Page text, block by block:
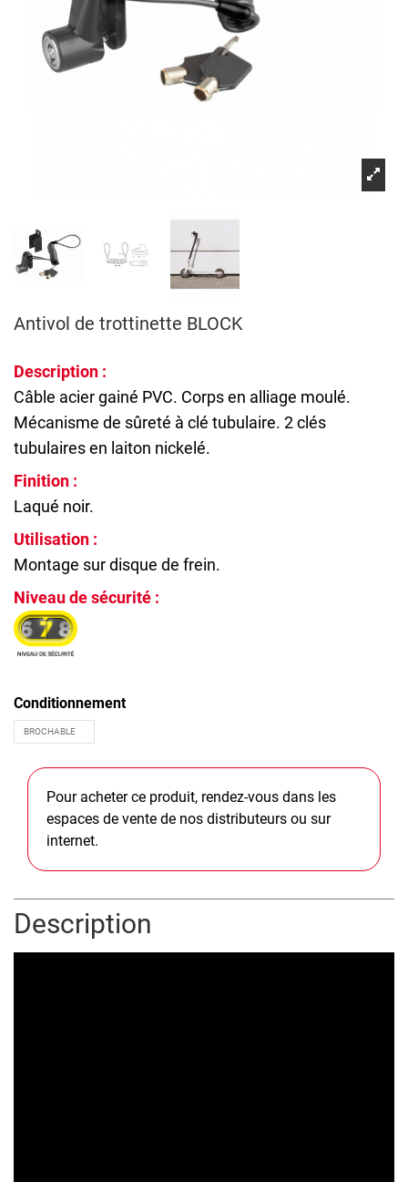
Antivol de trottinette BLOCK
Description :
Câble acier gainé PVC. Corps en alliage moulé.
Mécanisme de sûreté à clé tubulaire. 2 clés
tubulaires en laiton nickelé.
Finition :
Laqué noir.
Utilisation :
Montage sur disque de frein.
Niveau de sécurité :
Conditionnement
Pour acheter ce produit, rendez-vous dans les
espaces de vente de nos distributeurs ou sur
internet.
Description